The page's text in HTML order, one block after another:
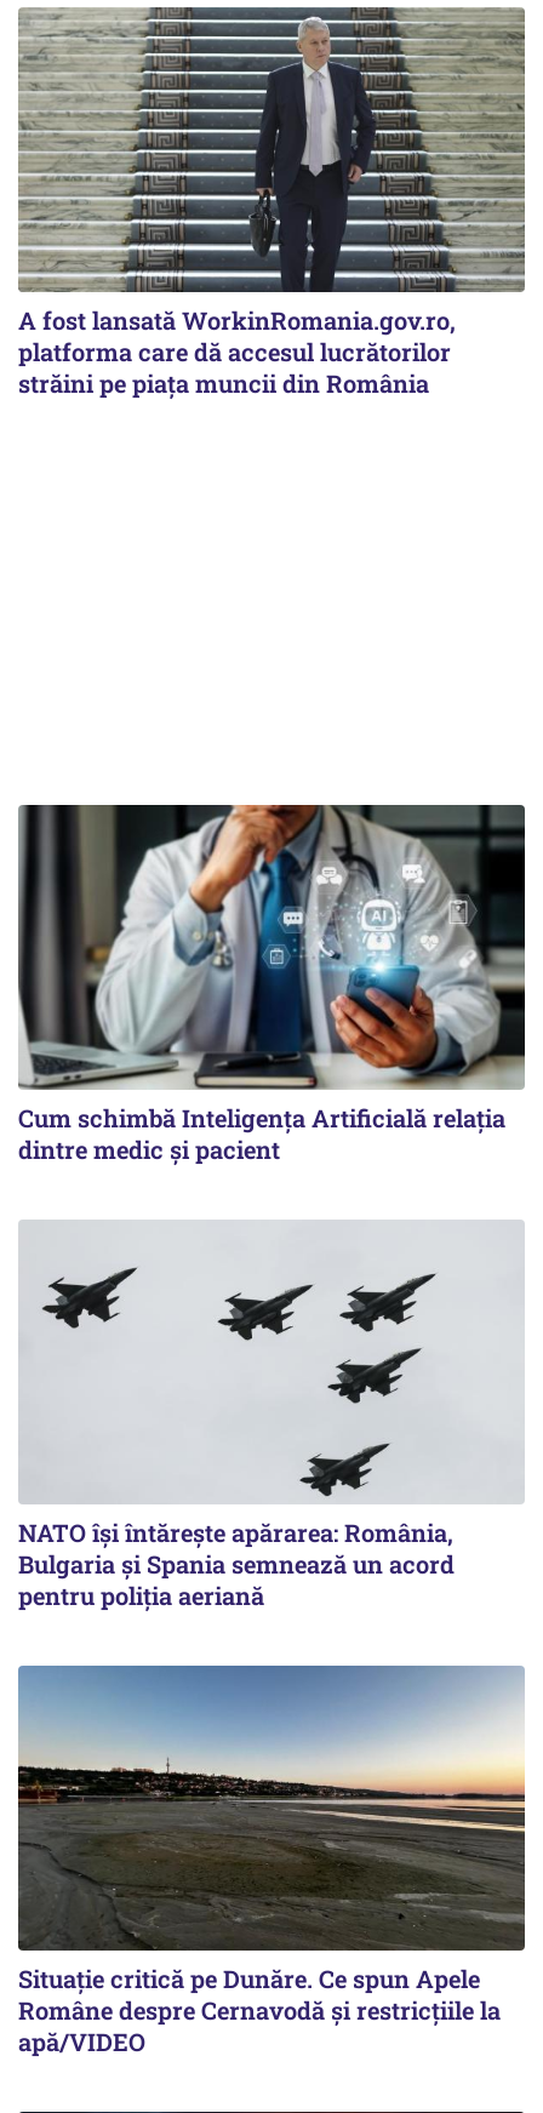
A fost lansată WorkinRomania.gov.ro,
platforma care dă accesul lucrătorilor
străini pe piața muncii din România
Cum schimbă Inteligența Artificială relația
dintre medic și pacient
NATO își întărește apărarea: România,
Bulgaria și Spania semnează un acord
pentru poliția aeriană
Situație critică pe Dunăre. Ce spun Apele
Române despre Cernavodă și restricțiile la
apă/VIDEO